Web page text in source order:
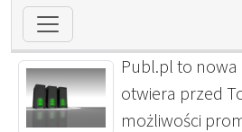
Publ.pl to
otwiera przed
możliwości